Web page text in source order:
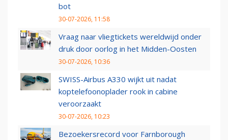
bot
30-07-2026, 11:58
Vraag naar vliegtickets wereldwijd onder
druk door oorlog in het Midden-Oosten
30-07-2026, 10:36
SWISS-Airbus A330 wijkt uit nadat
koptelefoonoplader rook in cabine
veroorzaakt
30-07-2026, 10:23
Bezoekersrecord voor Farnborough